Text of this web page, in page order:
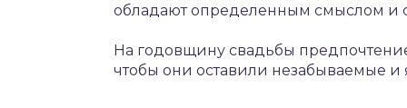
обладают определенным смыслом и
На годовщину свадьбы
чтобы они оставили незабываемые и